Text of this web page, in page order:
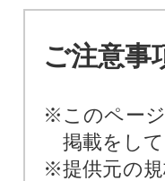
ご注意事
※このペー
掲載をして
※提供元の